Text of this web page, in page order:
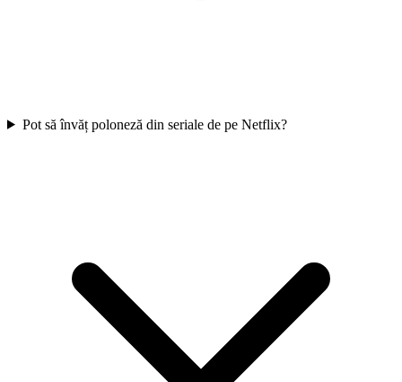
Pot să învăț poloneză din seriale de pe Netflix?